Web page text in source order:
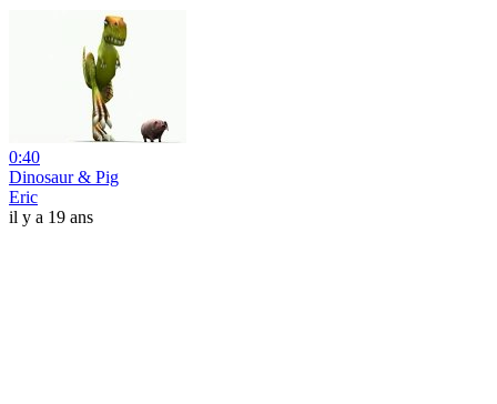
0:40
Dinosaur & Pig
Eric
il y a 19 ans